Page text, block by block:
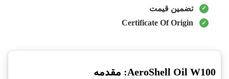
تضمین قیمت
Certificate Of Origin
AeroShell Oil W100: مقدمه